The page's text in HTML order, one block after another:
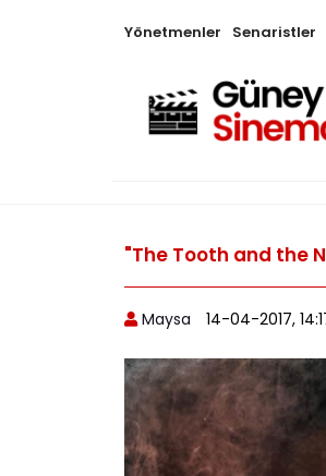
Yönetmenler Senaristler
"The Tooth and the
Maysa 14-04-2017,